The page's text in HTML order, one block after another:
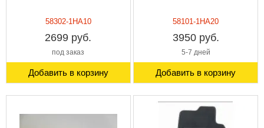
58302-1HA10
2699 руб.
под заказ
Добавить в корзину
58101-1HA20
3950 руб.
5-7 дней
Добавить в корзину